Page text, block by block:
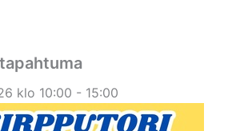
klo 10:00 - 15:00